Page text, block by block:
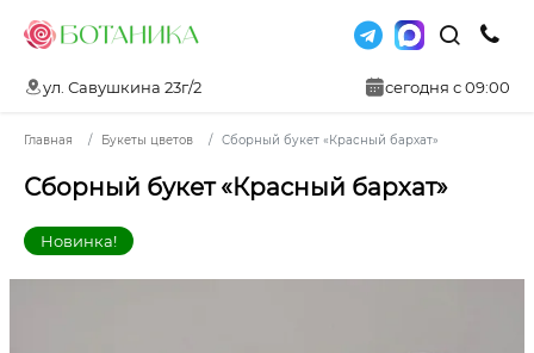
ул. Савушкина 23г/2 сегодня с 09:00
Главная Букеты цветов Сборный букет «Красный бархат»
Сборный букет «Красный бархат»
Новинка!